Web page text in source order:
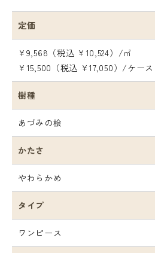
定価
¥9,568（税込 ¥10,524）/㎡
¥15,500（税込 ¥17,050）/ケース
樹種
あづみの桧
かたさ
やわらかめ
タイプ
ワンピース